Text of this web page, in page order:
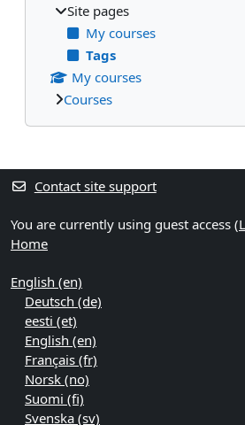
Site pages
My courses
Tags
My courses
Courses
Supplementary
Contact site support
You are currently using guest access (
Home
English ‎(en)‎
Deutsch ‎(de)‎
eesti ‎(et)‎
English ‎(en)‎
Français ‎(fr)‎
Norsk ‎(no)‎
Suomi ‎(fi)‎
Svenska ‎(sv)‎